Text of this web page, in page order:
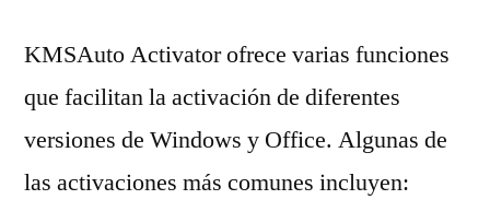
KMSAuto Activator ofrece varias funciones
que facilitan la activación de diferentes
versiones de Windows y Office. Algunas de
las activaciones más comunes incluyen: